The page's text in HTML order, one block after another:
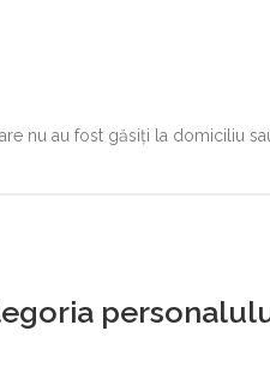
nu au fost găsiți la domiciliu